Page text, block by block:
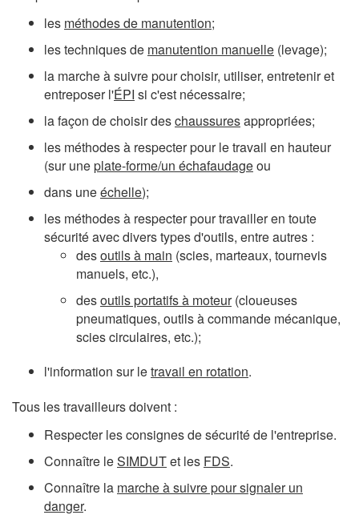
les méthodes de manutention;
les techniques de manutention manuelle (levage);
la marche à suivre pour choisir, utiliser, entretenir et
entreposer l'ÉPI si c'est nécessaire;
la façon de choisir deschaussuresappropriées;
les méthodes à respecter pour le travail en hauteur
(sur uneplate-forme/un échafaudageou
dans uneéchelle);
les méthodes à respecter pour travailler en toute
sécurité avec divers types d'outils, entre autres :
desoutils à main (scies, marteaux, tournevis
manuels, etc.),
desoutils portatifs à moteur(cloueuses
pneumatiques, outils à commande mécanique,
scies circulaires, etc.);
l'information sur letravail en rotation.
Tous les travailleurs doivent :
Respecter les consignes de sécurité de l'entreprise.
Connaître leSIMDUTet les FDS.
Connaître la marche à suivre pour signaler un
danger.